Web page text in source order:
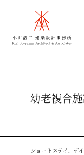
幼老複合
ショートステイ、デ